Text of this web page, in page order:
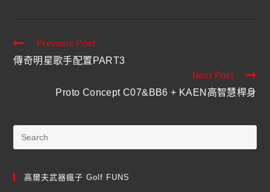
Previous Post
傳奇明星歌手配置PART3
Next Post
Proto Concept C07&BB6 + KAEN高智慧桿身
高爾夫武器瘋子 Golf FUNS